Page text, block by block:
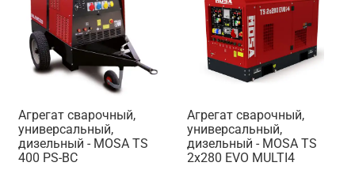
Агрегат сварочный,
универсальный,
дизельный - MOSA TS
400 PS-BC
Агрегат сварочный,
универсальный,
дизельный - MOSA TS
2x280 EVO MULTI4